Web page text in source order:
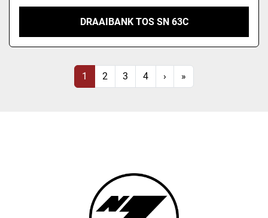
DRAAIBANK TOS SN 63C
1 2 3 4 › »